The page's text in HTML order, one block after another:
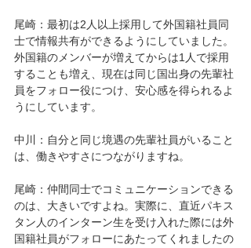
尾崎：最初は2人以上採用して外国籍社員同
士で情報共有ができるようにしていました。
外国籍のメンバーが増えてからは1人で採用
することも増え、現在は同じ国出身の先輩社
員をフォロー役につけ、安心感を得られるよ
うにしています。
中川：自分と同じ境遇の先輩社員がいること
は、働きやすさにつながりますね。
尾崎：仲間同士でコミュニケーションできる
のは、大きいですよね。実際に、直近パキス
タン人のインターン生を受け入れた際には外
国籍社員がフォローにあたってくれましたの